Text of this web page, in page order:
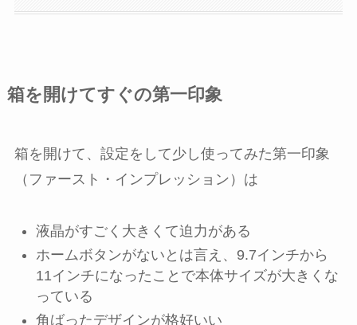
箱を開けてすぐの第一印象
箱を開けて、設定をして少し使ってみた第一印象
（ファースト・インプレッション）は
液晶がすごく大きくて迫力がある
ホームボタンがないとは言え、9.7インチから
11インチになったことで本体サイズが大きくな
っている
角ばったデザインが格好いい